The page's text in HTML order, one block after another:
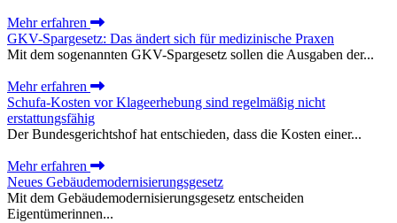
Mehr erfahren
GKV-Spargesetz: Das ändert sich für medizinische Praxen
Mit dem sogenannten GKV-Spargesetz sollen die Ausgaben der...
Mehr erfahren
Schufa-Kosten vor Klageerhebung sind regelmäßig nicht
erstattungsfähig
Der Bundesgerichtshof hat entschieden, dass die Kosten einer...
Mehr erfahren
Neues Gebäudemodernisierungsgesetz
Mit dem Gebäudemodernisierungsgesetz entscheiden
Eigentümerinnen...